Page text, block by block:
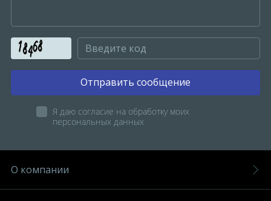
Отправить сообщение
Я даю согласие на обработку моих
персональных данных
О компании